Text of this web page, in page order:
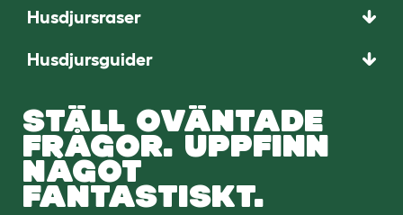
Husdjursraser
Husdjursguider
STÄLL OVÄNTADE
FRÅGOR. UPPFINN
NÅGOT
FANTASTISKT.